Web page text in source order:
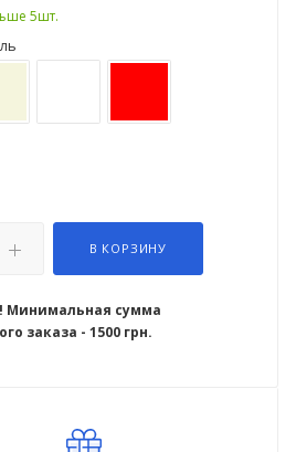
5шт.
В КОРЗИНУ
Минимальная сумма
заказа - 1500 грн.